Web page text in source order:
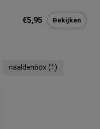
€5,95 Bekijken
naaldenbox (1)